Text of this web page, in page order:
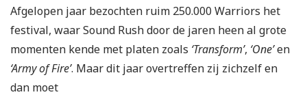
Afgelopen jaar bezochten ruim 250.000 Warriors het
festival, waar Sound Rush door de jaren heen al grote
momenten kende met platen zoals ‘Transform’, ‘One’en
‘Army of Fire’. Maar dit jaar overtreffen zij zichzelf en
dan moet